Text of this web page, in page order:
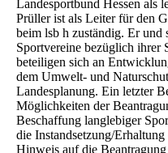
Landesportbund Hessen als
Prüller ist als Leiter für den
beim lsb h zuständig. Er und
Sportvereine bezüglich ihrer
beteiligen sich an
dem Umwelt- und
Landesplanung. Ein letzter
Möglichkeiten der
Beschaffung langlebiger
die Instandsetzung/
Hinweis auf die